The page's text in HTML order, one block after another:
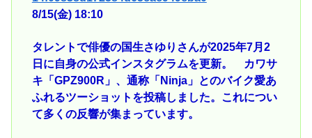
8/15(金) 18:10
タレントで俳優の国生さゆりさんが2025年7月2
日に自身の公式インスタグラムを更新。 カワサ
キ「GPZ900R」、通称「Ninja」とのバイク愛あ
ふれるツーショットを投稿しました。これについ
て多くの反響が集まっています。